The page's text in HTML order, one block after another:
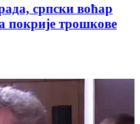
српски воћар
покрије трошкове